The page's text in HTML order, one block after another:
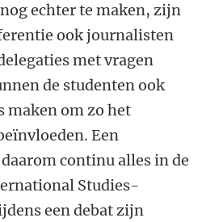
echter te maken, zijn
ook journalisten
met vragen
de studenten ook
maken om zo het
Een
continu alles in de
Studies-
een debat zijn